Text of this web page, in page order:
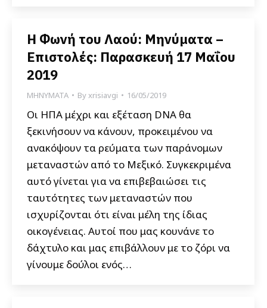
Η Φωνή του Λαού: Μηνύματα –
Επιστολές: Παρασκευή 17 Μαΐου
2019
ΜΗΝΥΜΑΤΑ Byxrisiavgi 16/05/2019
Οι ΗΠΑ μέχρι και εξέταση DNA θα
ξεκινήσουν να κάνουν, προκειμένου να
ανακόψουν τα ρεύματα των παράνομων
μεταναστών από το Μεξικό. Συγκεκριμένα
αυτό γίνεται για να επιβεβαιώσει τις
ταυτότητες των μεταναστών που
ισχυρίζονται ότι είναι μέλη της ίδιας
οικογένειας. Αυτοί που μας κουνάνε το
δάχτυλο και μας επιβάλλουν με το ζόρι να
γίνουμε δούλοι ενός…